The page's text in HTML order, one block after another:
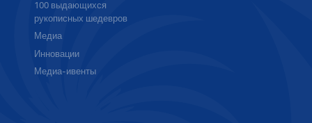
100 выдающихся
рукописных шедевров
Медиа
Инновации
Медиа-ивенты